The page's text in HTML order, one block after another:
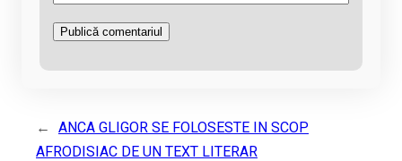
←
ANCA GLIGOR SE FOLOSESTE IN SCOP
AFRODISIAC DE UN TEXT LITERAR